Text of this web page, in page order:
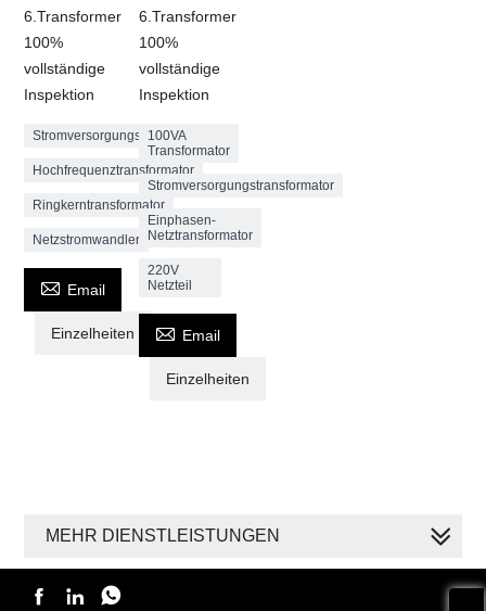
6.Transformer
100%
vollständige
Inspektion
Stromversorgungstransformator
Hochfrequenztransformator
Ringkerntransformator
Netzstromwandler
 Email
Einzelheiten
6.Transformer
100%
vollständige
Inspektion
100VA
Transformator
Stromversorgungstransformator
Einphasen-
Netztransformator
220V
Netzteil
 Email
Einzelheiten
MEHR DIENSTLEISTUNGEN
  